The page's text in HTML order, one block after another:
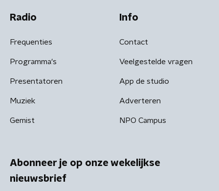
Radio
Frequenties
Programma's
Presentatoren
Muziek
Gemist
Info
Contact
Veelgestelde vragen
App de studio
Adverteren
NPO Campus
Abonneer je op onze wekelijkse
nieuwsbrief